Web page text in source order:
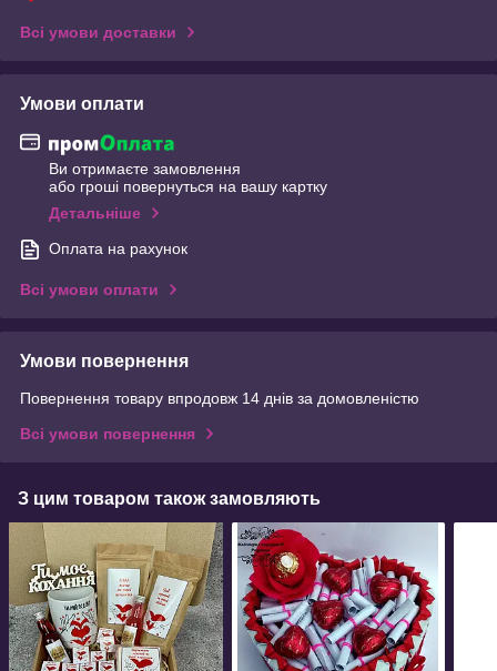
Всі умови доставки
Умови оплати
Ви отримаєте замовлення
або гроші повернуться на вашу картку
Детальніше
Оплата на рахунок
Всі умови оплати
Умови повернення
Повернення товару впродовж 14 днів за домовленістю
Всі умови повернення
З цим товаром також замовляють